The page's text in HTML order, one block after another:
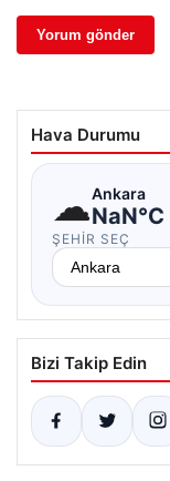
Hava Durumu
☁Ankara
NaN°C
ŞEHIR SEÇ
Bizi Takip Edin